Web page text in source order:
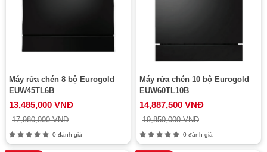
Máy rửa chén 8 bộ Eurogold
EUW45TL6B
13,485,000 VNĐ
17,980,000 VNĐ
0 đánh giá
Máy rửa chén 10 bộ Eurogold
EUW60TL10B
14,887,500 VNĐ
19,850,000 VNĐ
0 đánh giá